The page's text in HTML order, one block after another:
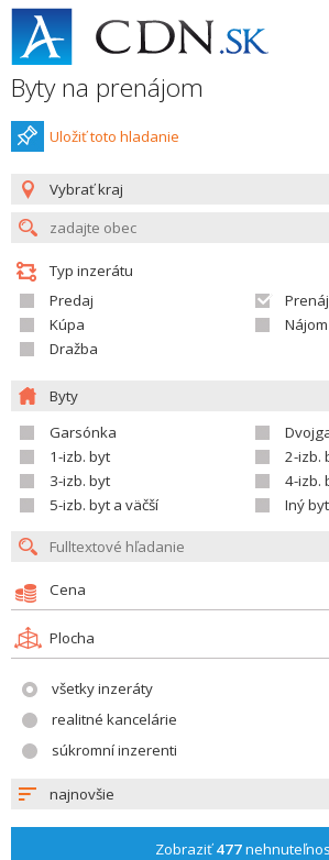
Byty na prenájom
Uložiť toto hladanie
Vybrať kraj
Typ inzerátu
Predaj
Kúpa
Nájom
Dražba
Byty
Garsónka
1-izb. byt
2-izb.
3-izb. byt
4-izb.
5-izb. byt a väčší
Iný byt
Cena
Plocha
všetky inzeráty
realitné kancelárie
súkromní inzerenti
najnovšie
Zobraziť477